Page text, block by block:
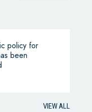
policy for
been
VIEW ALL